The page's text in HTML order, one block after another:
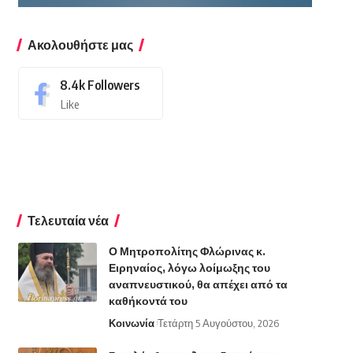
Ακολουθήστε μας
8.4k Followers
Like
Τελευταία νέα
Ο Μητροπολίτης Φλώρινας κ.
Ειρηναίος, λόγω λοίμωξης του
αναπνευστικού, θα απέχει από τα
καθήκοντά του
Κοινωνία Τετάρτη 5 Αυγούστου, 2026